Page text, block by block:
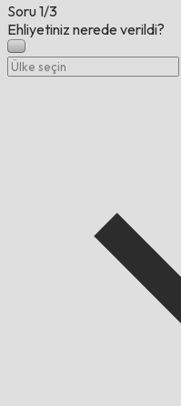
Soru1/3
Ehliyetiniz nerede verildi?